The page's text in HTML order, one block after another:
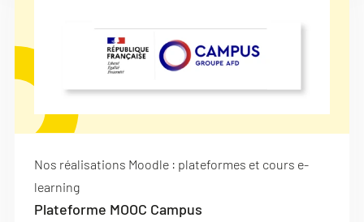
Nos réalisations Moodle : plateformes et cours e-
learning
Plateforme MOOC Campus